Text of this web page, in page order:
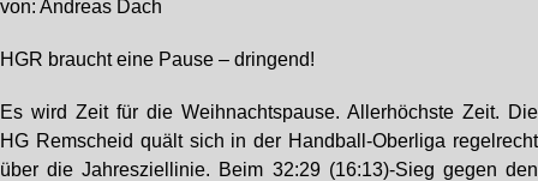
von: Andreas Dach
HGR braucht eine Pause – dringend!
Es wird Zeit für die Weihnachtspause. Allerhöchste Zeit. Die
HG Remscheid quält sich in der Handball-Oberliga regelrecht
über die Jahresziellinie. Beim 32:29 (16:13)-Sieg gegen den